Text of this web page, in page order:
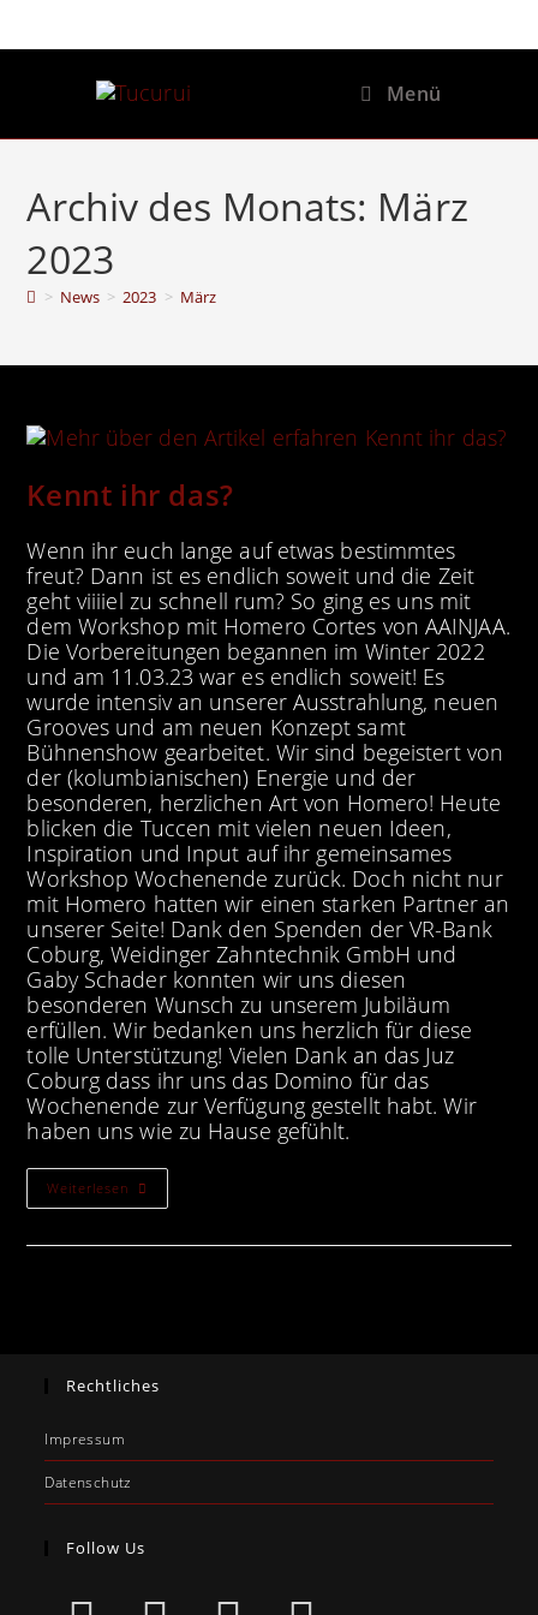
Menü
Archiv des Monats: März
2023
> News > 2023 > März
Kennt ihr das?
Wenn ihr euch lange auf etwas bestimmtes
freut? Dann ist es endlich soweit und die Zeit
geht viiiiel zu schnell rum? So ging es uns mit
dem Workshop mit Homero Cortes von AAINJAA.
Die Vorbereitungen begannen im Winter 2022
und am 11.03.23 war es endlich soweit! Es
wurde intensiv an unserer Ausstrahlung, neuen
Grooves und am neuen Konzept samt
Bühnenshow gearbeitet. Wir sind begeistert von
der (kolumbianischen) Energie und der
besonderen, herzlichen Art von Homero! Heute
blicken die Tuccen mit vielen neuen Ideen,
Inspiration und Input auf ihr gemeinsames
Workshop Wochenende zurück. Doch nicht nur
mit Homero hatten wir einen starken Partner an
unserer Seite! Dank den Spenden der VR-Bank
Coburg, Weidinger Zahntechnik GmbH und
Gaby Schader konnten wir uns diesen
besonderen Wunsch zu unserem Jubiläum
erfüllen. Wir bedanken uns herzlich für diese
tolle Unterstützung! Vielen Dank an das Juz
Coburg dass ihr uns das Domino für das
Wochenende zur Verfügung gestellt habt. Wir
haben uns wie zu Hause gefühlt.
Weiterlesen
Rechtliches
Impressum
Datenschutz
Follow Us